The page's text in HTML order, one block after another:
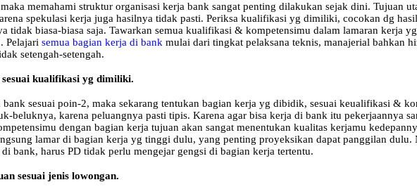
memahami struktur organisasi kerja bank sangat penting dilakukan sejak dini. Tujuan
spekulasi kerja juga hasilnya tidak pasti. Periksa kualifikasi yg dimiliki, cocokan dg
tidak biasa-biasa saja. Tawarkan semua kualifikasi & kompetensimu dalam lamaran kerja
Pelajari semua bagian kerja di bank mulai dari tingkat pelaksana teknis, manajerial bahkan
setengah-setengah.
kualifikasi yg dimiliki.
sesuai poin-2, maka sekarang tentukan bagian kerja yg dibidik, sesuai keualifikasi &
beluknya, karena peluangnya pasti tipis. Karena agar bisa kerja di bank itu pekerjaannya
dengan bagian kerja tujuan akan sangat menentukan kualitas kerjamu
lamar di bagian kerja yg tinggi dulu, yang penting proyeksikan dapat panggilan dulu.
bank, harus PD tidak perlu mengejar gengsi di bagian kerja tertentu.
sesuai jenis lowongan.